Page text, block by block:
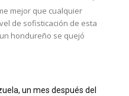
mejor que cualquier
de sofisticación de esta
hondureño se quejó
un mes después del